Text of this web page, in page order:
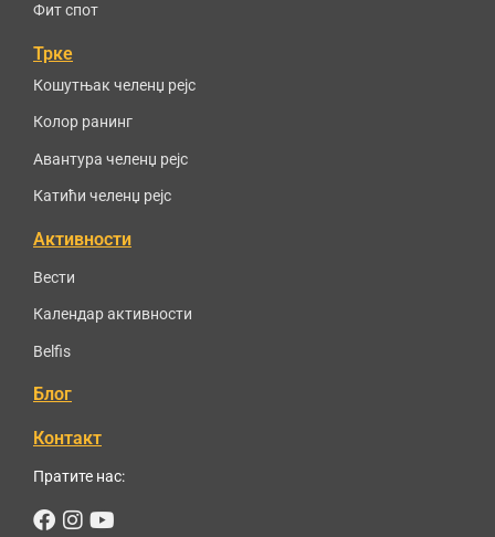
Фит спот
Трке
Кошутњак челенџ рејс
Колор ранинг
Авантура челенџ рејс
Катићи челенџ рејс
Активности
Вести
Календар активности
Belfis
Блог
Контакт
Пратите нас:
Facebook
Instagram
Youtube